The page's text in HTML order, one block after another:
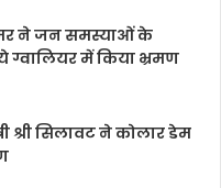
ने जन समस्याओं के
ग्वालियर में किया भ्रमण
सिलावट ने कोलार डेम